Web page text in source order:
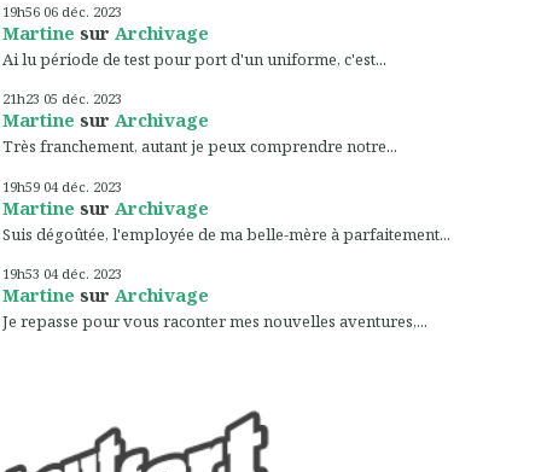
19h56 06 déc. 2023
Martine sur Archivage
Ai lu période de test pour port d'un uniforme, c'est...
21h23 05 déc. 2023
Martine sur Archivage
Très franchement, autant je peux comprendre notre...
19h59 04 déc. 2023
Martine sur Archivage
Suis dégoûtée, l'employée de ma belle-mère à parfaitement...
19h53 04 déc. 2023
Martine sur Archivage
Je repasse pour vous raconter mes nouvelles aventures,...